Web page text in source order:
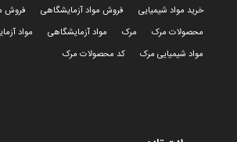
خرید مواد شیمیایی
فروش مواد آزمایشگاهی
فروش
محصولات مرک
مرک مواد آزمایشگاهی
مواد
مواد شیمیایی مرک
کد محصولات مرک